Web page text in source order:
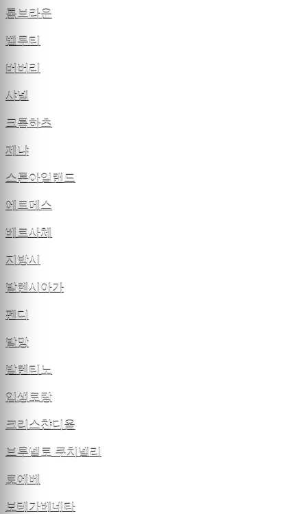
톰브라운
벨루티
버버리
샤넬
크롬하츠
제냐
스톤아일랜드
에르메스
베르사체
지방시
발렌시아가
펜디
발망
발렌티노
입생로랑
크리스챤디올
브루넬로 쿠치넬리
로에베
보테가베네타